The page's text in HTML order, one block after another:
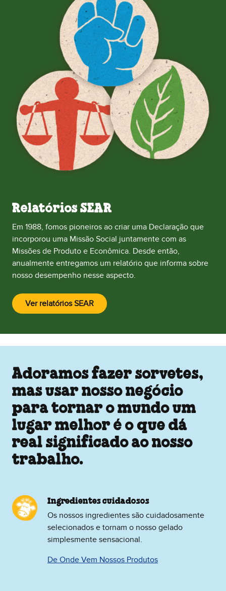
Relatórios SEAR
Em 1988, fomos pioneiros ao criar uma Declaração que
incorporou uma Missão Social juntamente com as
Missões de Produto e Econômica. Desde então,
anualmente entregamos um relatório que informa sobre
nosso desempenho nesse aspecto.
Ver relatórios SEAR(Abre em uma nova janela)
Adoramos fazer sorvetes,
mas usar nosso negócio
para tornar o mundo um
lugar melhor é o que dá
real significado ao nosso
trabalho.
Ingredientes cuidadosos
Os nossos ingredientes são cuidadosamente
selecionados e tornam o nosso gelado
simplesmente sensacional.
De Onde Vem Nossos Produtos